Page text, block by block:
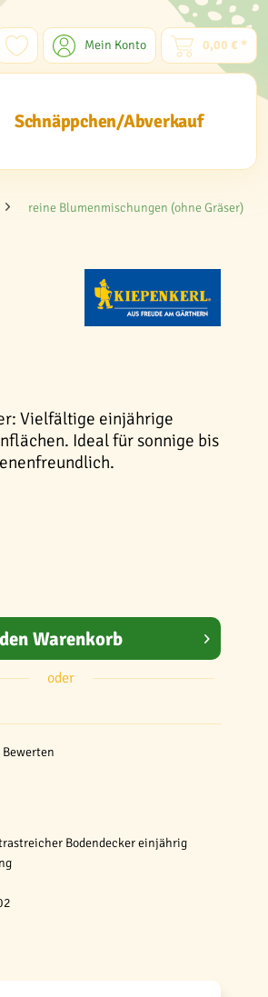
Mein Konto 0,00 € *
Schnäppchen/Abverkauf
reine Blumenmischungen (ohne Gräser)
Vielfältige einjährige
Ideal für sonnige bis
Bodendecker einjährig
Warenkorb
oder
Bewerten